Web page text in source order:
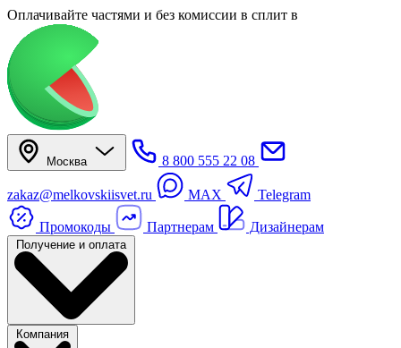
Оплачивайте частями и без комиссии в сплит в
Москва 8 800 555 22 08
zakaz@melkovskiisvet.ru MAX Telegram
Промокоды Партнерам Дизайнерам
Получение и оплата
Компания